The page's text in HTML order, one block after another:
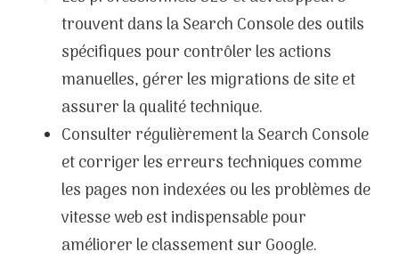
trouvent dans la Search Console des outils
spécifiques pour contrôler les actions
manuelles, gérer les migrations de site et
assurer la qualité technique.
Consulter régulièrement la Search Console
et corriger les erreurs techniques comme
les pages non indexées ou les problèmes de
vitesse web est indispensable pour
améliorer le classement sur Google.